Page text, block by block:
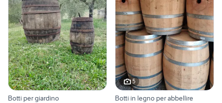
Botti per giardino
5
Botti in legno per abbellire